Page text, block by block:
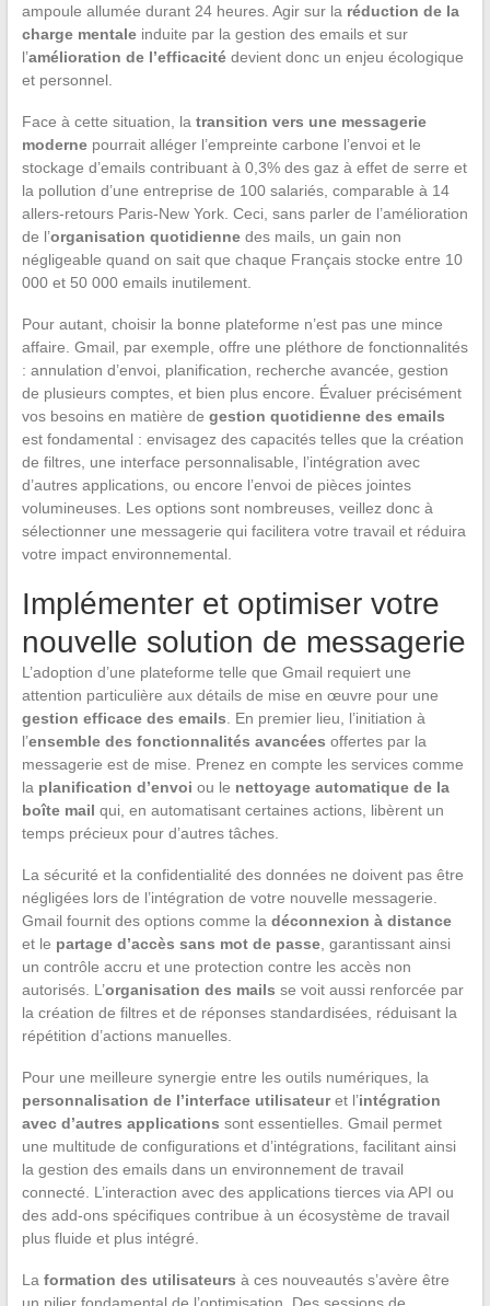
ampoule allumée durant 24 heures. Agir sur la réduction de la
charge mentaleinduite par la gestion des emails et sur
l’amélioration de l’efficacitédevient donc un enjeu écologique
et personnel.
Face à cette situation, la transition vers une messagerie
modernepourrait alléger l’empreinte carbone l’envoi et le
stockage d’emails contribuant à 0,3% des gaz à effet de serre et
la pollution d’une entreprise de 100 salariés, comparable à 14
allers-retours Paris-New York. Ceci, sans parler de l’amélioration
de l’organisation quotidiennedes mails, un gain non
négligeable quand on sait que chaque Français stocke entre 10
000 et 50 000 emails inutilement.
Pour autant, choisir la bonne plateforme n’est pas une mince
affaire. Gmail, par exemple, offre une pléthore de fonctionnalités
: annulation d’envoi, planification, recherche avancée, gestion
de plusieurs comptes, et bien plus encore. Évaluer précisément
vos besoins en matière de gestion quotidienne des emails
est fondamental : envisagez des capacités telles que la création
de filtres, une interface personnalisable, l’intégration avec
d’autres applications, ou encore l’envoi de pièces jointes
volumineuses. Les options sont nombreuses, veillez donc à
sélectionner une messagerie qui facilitera votre travail et réduira
votre impact environnemental.
Implémenter et optimiser votre
nouvelle solution de messagerie
L’adoption d’une plateforme telle que Gmail requiert une
attention particulière aux détails de mise en œuvre pour une
gestion efficace des emails . En premier lieu, l’initiation à
l’ensemble des fonctionnalités avancées offertes par la
messagerie est de mise. Prenez en compte les services comme
la planification d’envoi ou le nettoyage automatique de la
boîte mail qui, en automatisant certaines actions, libèrent un
temps précieux pour d’autres tâches.
La sécurité et la confidentialité des données ne doivent pas être
négligées lors de l’intégration de votre nouvelle messagerie.
Gmail fournit des options comme la déconnexion à distance
et le partage d’accès sans mot de passe, garantissant ainsi
un contrôle accru et une protection contre les accès non
autorisés. L’organisation des mails se voit aussi renforcée par
la création de filtres et de réponses standardisées, réduisant la
répétition d’actions manuelles.
Pour une meilleure synergie entre les outils numériques, la
personnalisation de l’interface utilisateuret l’intégration
avec d’autres applications sont essentielles. Gmail permet
une multitude de configurations et d’intégrations, facilitant ainsi
la gestion des emails dans un environnement de travail
connecté. L’interaction avec des applications tierces via API ou
des add-ons spécifiques contribue à un écosystème de travail
plus fluide et plus intégré.
La formation des utilisateurs à ces nouveautés s’avère être